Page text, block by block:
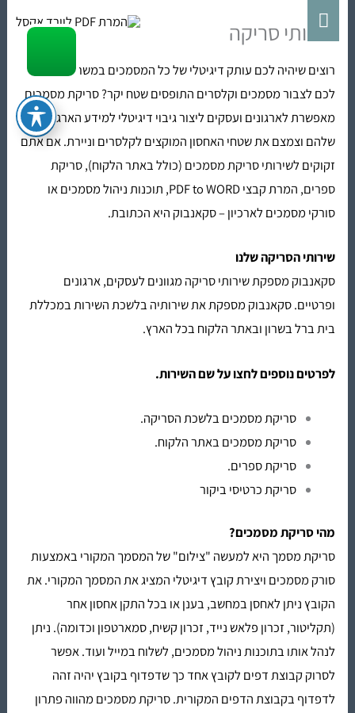
תפריט
שירותי סריקה
רוצים שיהיה לכם עותק דיגיטלי של כל המסמכים במשרד? נמאס
לכם לצבור מסמכים וקלסרים התופסים שטח יקר? סריקת מסמכים
מאפשרת לארגונים ועסקים ליצור גיבוי דיגיטלי למידע הארגוני
שלהם וצמצם את שטחי האחסון המוקצים לקלסרים וניירת. אם אתם
זקוקים לשירותי סריקת מסמכים (כולל באתר הלקוח),סריקת
ספרים
, המרת קבצי PDF to WORD, תוכנות ניהול מסמכים או
סורקי מסמכים לארכיון – סקאנבוק היא הכתובת.
שירותי הסריקה שלנו
סקאנבוק מספקתשירותי סריקה מגוונים לעסקים, ארגונים
ופרטיים. סקאנבוק מספקת את שירותיה בלשכת השירות במכללת
בית ברל בשרון ובאתר הלקוח בכל הארץ.
לפרטים נוספים לחצו על שם השירות.
סריקת מסמכים בלשכת הסריקה.
סריקת מסמכים באתר הלקוח.
סריקת ספרים.
סריקת כרטיסי ביקור
מהיסריקת מסמכים?
סריקת מסמך היא למעשה "צילום" של המסמך המקורי באמצעות
סורק מסמכים ויצירת קובץ דיגיטלי המציג את המסמך המקורי. את
הקובץ ניתן לאחסן במחשב, בענן או בכל התקן אחסון אחר
(תקליטור, זכרון פלאש נייד, זכרון קשיח, סמארטפון וכדומה). ניתן
לנהל אותו בתוכנות ניהול מסמכים, לשלוח במייל ועוד. אפשר
לסרוק קבוצת דפים לקובץ אחד כך שדפדוף בקובץ יהיה זהה
לדפדוף בקבוצת הדפים המקורית.סריקת מסמכים מהווה פתרון